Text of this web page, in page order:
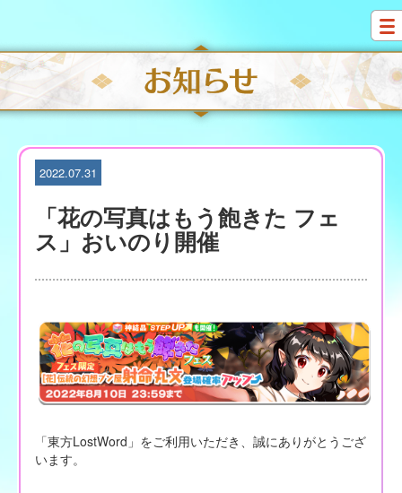
i
p
t
o
c
2022.07.31
「花の写真はもう飽きた フェ
ス」おいのり開催
「東方LostWord」をご利用いただき、誠にありがとうござ
います。